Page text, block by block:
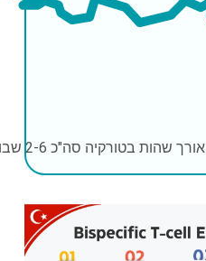
אורך שהות בטורקיה סה"כ 2-6 שבועות